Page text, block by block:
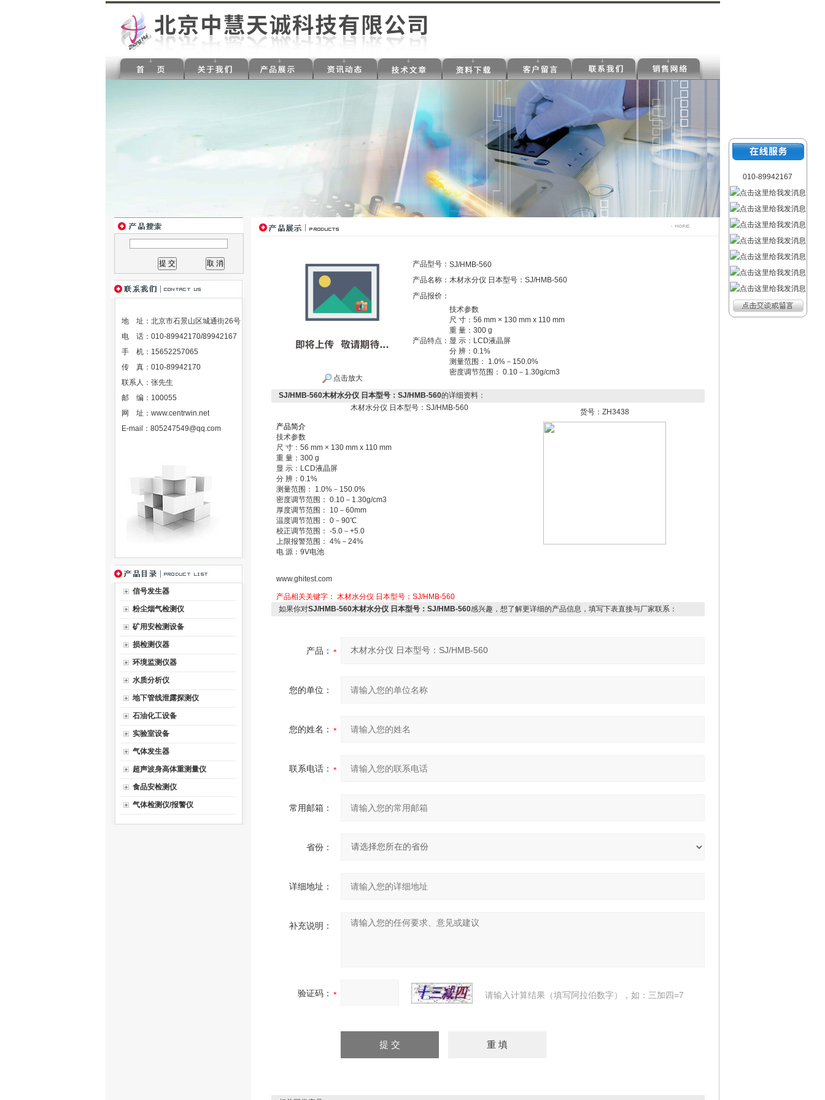
010-89942167
地 址：北京市石景山区城通街26号
电 话：010-89942170/89942167
手 机：15652257065
传 真：010-89942170
联系人：张先生
邮 编：100055
网 址： www.centrwin.net
E-mail： 805247549@qq.com
信号发生器
粉尘烟气检测仪
矿用安检测设备
损检测仪器
环境监测仪器
水质分析仪
地下管线泄露探测仪
石油化工设备
实验室设备
气体发生器
超声波身高体重测量仪
食品安检测仪
气体检测仪/报警仪
点击放大
产品型号： SJ/HMB-560
产品名称： 木材水分仪 日本型号：SJ/HMB-560
产品报价：
产品特点：
技术参数
尺 寸：56 mm × 130 mm x 110 mm
重 量：300 g
显 示：LCD液晶屏
分 辨：0.1%
测量范围： 1.0%－150.0%
密度调节范围： 0.10－1.30g/cm3
SJ/HMB-560木材水分仪 日本型号：SJ/HMB-560的详细资料：
木材水分仪 日本型号：SJ/HMB-560
货号：ZH3438
产品简介
技术参数
尺 寸：56 mm × 130 mm x 110 mm
重 量：300 g
显 示：LCD液晶屏
分 辨：0.1%
测量范围： 1.0%－150.0%
密度调节范围： 0.10－1.30g/cm3
厚度调节范围： 10－60mm
温度调节范围： 0－90℃
校正调节范围： -5.0－+5.0
上限报警范围： 4%－24%
电 源：9V电池
www.ghitest.com
产品相关关键字： 木材水分仪 日本型号：SJ/HMB-560
如果你对SJ/HMB-560木材水分仪 日本型号：SJ/HMB-560感兴趣，想了解更详细的产品信息，填写下表直接与厂家联系：
产品：
您的单位：
您的姓名：
联系电话：
常用邮箱：
省份：
详细地址：
补充说明：
验证码： 请输入计算结果（填写阿拉伯数字），如：三加四=7